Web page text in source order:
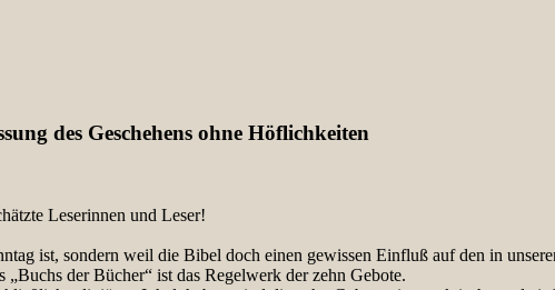
des Geschehens ohne Höflichkeiten
Leserinnen und Leser!
ist, sondern weil die Bibel doch einen gewissen Einfluß auf den in
„Buchs der Bücher“ ist das Regelwerk der zehn Gebote.